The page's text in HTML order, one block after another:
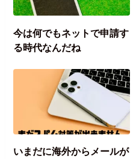
今は何でもネットで申請す
る時代なんだね
いまだに海外からメールが